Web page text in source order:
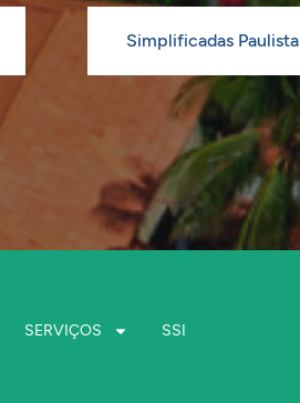
Simplificadas Paulista
SERVIÇOS SSI